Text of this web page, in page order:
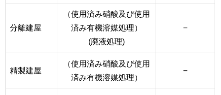
分離建屋
（使用済み硝酸及び使用
済み有機溶媒処理）
(廃液処理)
−
精製建屋
（使用済み硝酸及び使用
済み有機溶媒処理）
−